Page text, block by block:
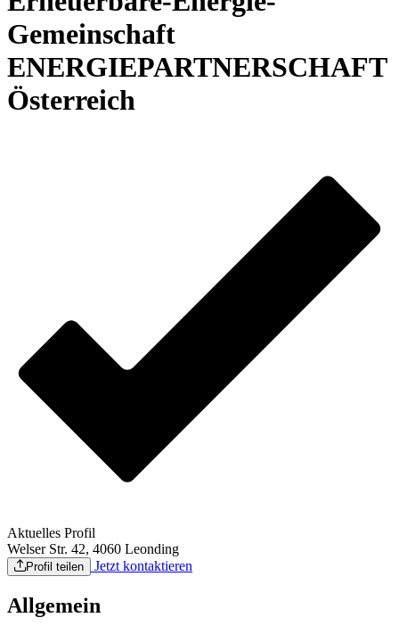
Gemeinschaft
ENERGIEPARTNERSCHAFT
Österreich
Aktuelles Profil
Welser Str. 42, 4060 Leonding
Profil teilen Jetzt kontaktieren
Allgemein